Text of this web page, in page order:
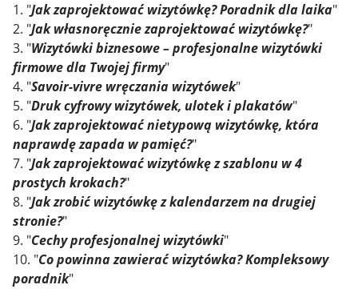
1. "Jak zaprojektować wizytówkę? Poradnik dla laika"
2. "Jak własnoręcznie zaprojektować wizytówkę?"
3. "Wizytówki biznesowe – profesjonalne wizytówki
firmowe dla Twojej firmy"
4. "Savoir-vivre wręczania wizytówek"
5. "Druk cyfrowy wizytówek, ulotek i plakatów"
6. "Jak zaprojektować nietypową wizytówkę, która
naprawdę zapada w pamięć?"
7. "Jak zaprojektować wizytówkę z szablonu w 4
prostych krokach?"
8. "Jak zrobić wizytówkę z kalendarzem na drugiej
stronie?"
9. "Cechy profesjonalnej wizytówki"
10. "Co powinna zawierać wizytówka? Kompleksowy
poradnik"